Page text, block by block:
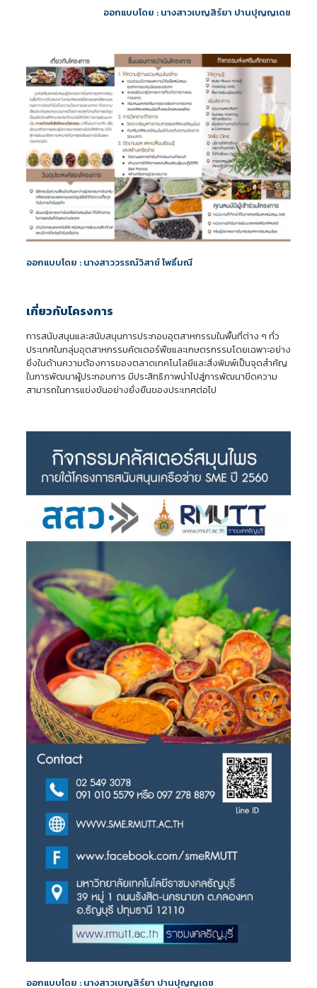
ออกแบบโดย : นางสาวเบญสิร์ยา ปานปุญญเดช
ออกแบบโดย : นางสาววรรณ์วิสาข์ โพธิ์มณี
เกี่ยวกับโครงการ
การสนับสนุนและสนับสนุนการประกอบอุตสาหกรรมในพื้นที่ต่าง ๆ ทั่ว
ประเทศในกลุ่มอุตสาหกรรมคัตเตอร์พืชและเกษตรกรรมโดยเฉพาะอย่าง
ยิ่งในด้านความต้องการของตลาดเทคโนโลยีและสิ่งพิมพ์เป็นจุดสำคัญ
ในการพัฒนาผู้ประกอบการ มีประสิทธิภาพนำไปสู่การพัฒนาขีดความ
สามารถในการแข่งขันอย่างยั่งยืนของประเทศต่อไป
ออกแบบโดย : นางสาวเบญสิร์ยา ปานปุญญเดช